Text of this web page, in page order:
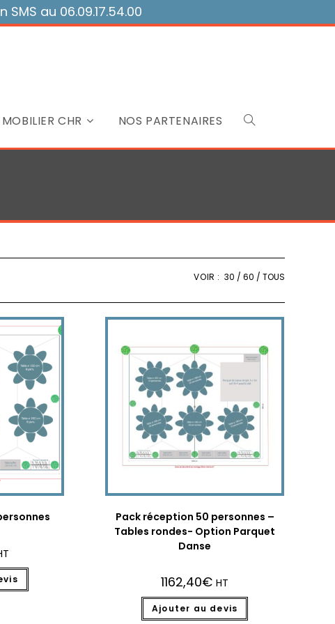
au 06.09.17.54.00
CHR NOS PARTENAIRES Toggle
search
VOIR : 30 60 TOUS
Pack réception 50 personnes –
Tables rondes- Option Parquet
Danse
1162,40€ HT
Ajouter au devis